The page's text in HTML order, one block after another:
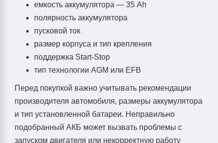
емкость аккумулятора — 35 Ah
полярность аккумулятора
пусковой ток
размер корпуса и тип крепления
поддержка Start-Stop
тип технологии AGM или EFB
Перед покупкой важно учитывать рекомендации
производителя автомобиля, размеры аккумулятора
и тип установленной батареи. Неправильно
подобранный АКБ может вызвать проблемы с
запуском двигателя или некорректную работу